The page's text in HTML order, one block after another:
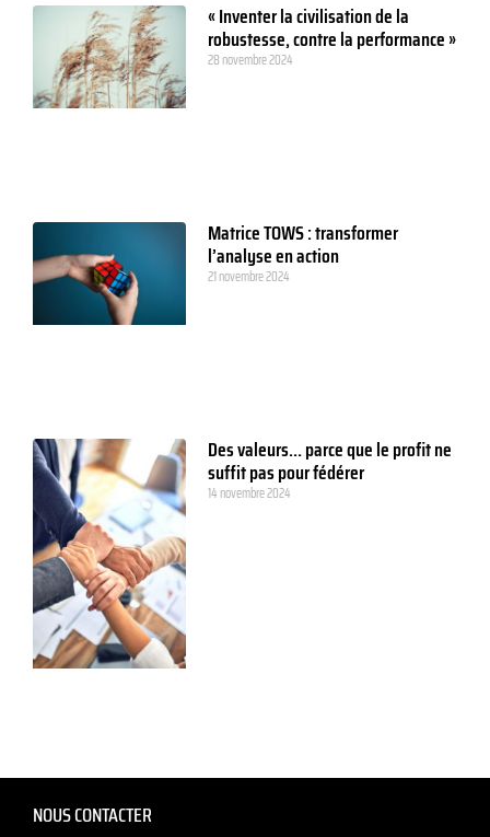
« Inventer la civilisation de la
robustesse, contre la performance »
28 novembre 2024
Matrice TOWS : transformer
l’analyse en action
21 novembre 2024
Des valeurs… parce que le profit ne
suffit pas pour fédérer
14 novembre 2024
NOUS CONTACTER